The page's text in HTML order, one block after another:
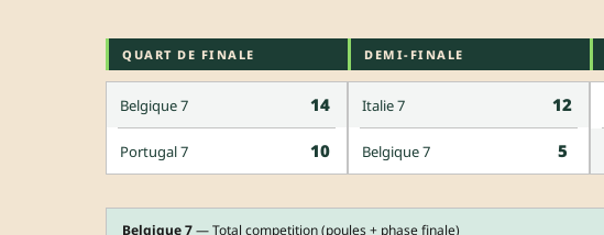
QUART DE FINALE
Belgique 7 14
Portugal 7 10
DEMI-FINALE
Italie 7 12
Belgique 7 5
Belgique 7— Total competition (poules + phase finale)